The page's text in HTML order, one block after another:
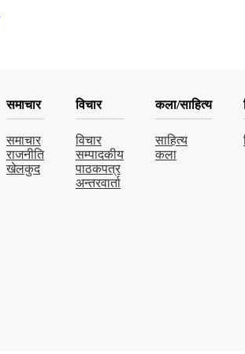
समाचार
समाचार
राजनीति
खेलकुद
विचार
विचार
सम्पादकीय
पाठकपत्र
अन्तरवार्ता
कला/साहित्य
साहित्य
कला